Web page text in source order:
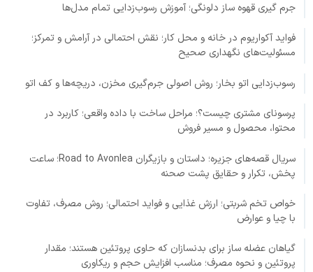
جرم گیری قهوه ساز دلونگی؛ آموزش رسوب‌زدایی تمام مدل‌ها
فواید آکواریوم در خانه و محل کار؛ نقش احتمالی در آرامش و تمرکز؛
مسئولیت‌های نگهداری صحیح
رسوب‌زدایی اتو بخار؛ روش اصولی جرم‌گیری مخزن، دریچه‌ها و کف اتو
پرسونای مشتری چیست؟؛ مراحل ساخت با داده واقعی؛ کاربرد در
محتوا، محصول و مسیر فروش
سریال قصه‌های جزیره؛ داستان و بازیگران Road to Avonlea؛ ساعت
پخش، تکرار و حقایق پشت صحنه
خواص تخم شربتی؛ ارزش غذایی و فواید احتمالی؛ روش مصرف، تفاوت
با چیا و عوارض
گیاهان عضله ساز برای بدنسازان که حاوی پروتئین هستند؛ مقدار
پروتئین و نحوه مصرف؛ مناسب افزایش حجم و ریکاوری